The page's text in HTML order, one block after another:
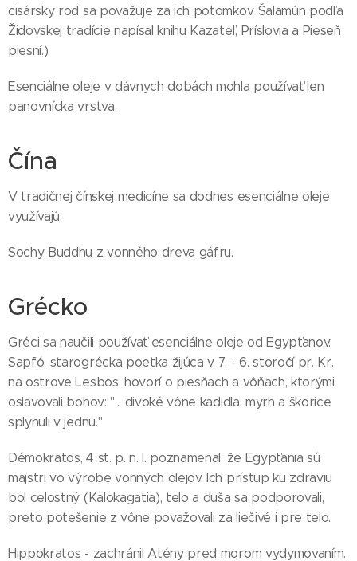
cisársky rod sa považuje za ich potomkov. Šalamún podľa
Židovskej tradície napísal knihu Kazateľ, Príslovia a Pieseň
piesní.).
Esenciálne oleje v dávnych dobách mohla používať len
panovnícka vrstva.
Čína
V tradičnej čínskej medicíne sa dodnes esenciálne oleje
využívajú.
Sochy Buddhu z vonného dreva gáfru.
Grécko
Gréci sa naučili používať esenciálne oleje od Egypťanov.
Sapfó, starogrécka poetka žijúca v 7. - 6. storočí pr. Kr.
na ostrove Lesbos, hovorí o piesňach a vôňach, ktorými
oslavovali bohov: "... divoké vône kadidla, myrh a škorice
splynuli v jednu."
Démokratos, 4 st. p. n. l. poznamenal, že Egypťania sú
majstri vo výrobe vonných olejov. Ich prístup ku zdraviu
bol celostný (Kalokagatia), telo a duša sa podporovali,
preto potešenie z vône považovali za liečivé i pre telo.
Hippokratos - zachránil Atény pred morom vydymovaním.